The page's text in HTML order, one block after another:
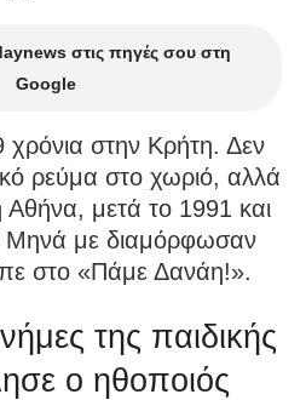
στις πηγές σου στη
Google
χρόνια στην Κρήτη. Δεν
ρεύμα στο χωριό, αλλά
Αθήνα, μετά το 1991 και
Μηνά με διαμόρφωσαν
στο «Πάμε Δανάη!».
της παιδικής
ο ηθοποιός